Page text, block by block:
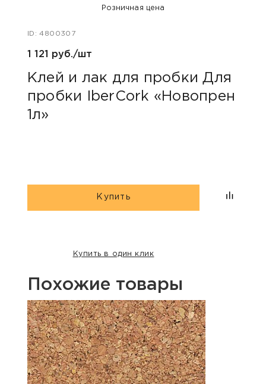
Розничная цена
ID: 4800307
1 121 руб./шт
Клей и лак для пробки Для
пробки IberCork «Новопрен
1л»
Купить
Купить в один клик
Похожие товары